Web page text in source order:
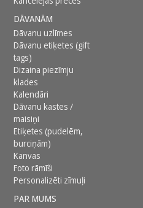
DĀVANĀM
Dāvanu uzlīmes
Dāvanu etiķetes (gift
tags)
Dizaina piezīmju
klades
Kalendāri
Dāvanu kastes /
maisiņi
Etiķetes (pudelēm,
burciņām)
Kanvas
Foto rāmīši
Personalizēti zīmuļi
PAR MUMS